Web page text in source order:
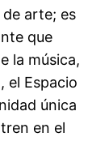
arte; es
que
la música,
el Espacio
única
en el